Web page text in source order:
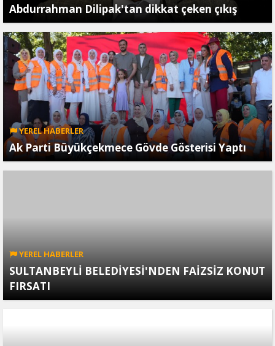
Abdurrahman Dilipak'tan dikkat çeken çıkış
YEREL HABERLER
Ak Parti Büyükçekmece Gövde Gösterisi Yaptı
YEREL HABERLER
SULTANBEYLİ BELEDİYESİ'NDEN FAİZSİZ KONUT
FIRSATI